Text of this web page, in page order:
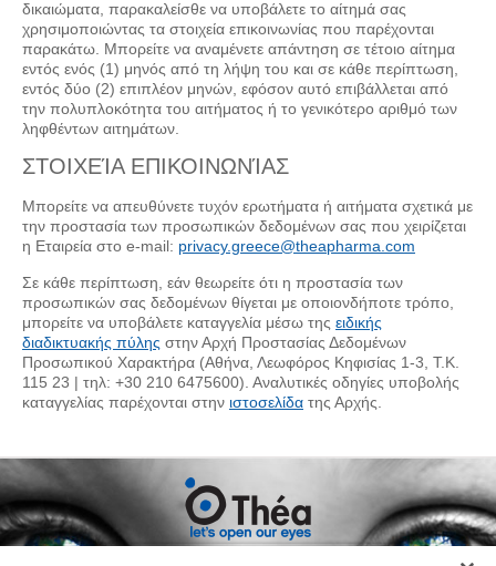
δικαιώματα, παρακαλείσθε να υποβάλετε το αίτημά σας
χρησιμοποιώντας τα στοιχεία επικοινωνίας που παρέχονται
παρακάτω. Μπορείτε να αναμένετε απάντηση σε τέτοιο αίτημα
εντός ενός (1) μηνός από τη λήψη του και σε κάθε περίπτωση,
εντός δύο (2) επιπλέον μηνών, εφόσον αυτό επιβάλλεται από
την πολυπλοκότητα του αιτήματος ή το γενικότερο αριθμό των
ληφθέντων αιτημάτων.
ΣΤΟΙΧΕΊΑ ΕΠΙΚΟΙΝΩΝΊΑΣ
Μπορείτε να απευθύνετε τυχόν ερωτήματα ή αιτήματα σχετικά με
την προστασία των προσωπικών δεδομένων σας που χειρίζεται
η Εταιρεία στο e-mail: privacy.greece@theapharma.com
Σε κάθε περίπτωση, εάν θεωρείτε ότι η προστασία των
προσωπικών σας δεδομένων θίγεται με οποιονδήποτε τρόπο,
μπορείτε να υποβάλετε καταγγελία μέσω της ειδικής
διαδικτυακής πύλης στην Αρχή Προστασίας Δεδομένων
Προσωπικού Χαρακτήρα (Αθήνα, Λεωφόρος Κηφισίας 1-3, Τ.Κ.
115 23 | τηλ: +30 210 6475600). Αναλυτικές οδηγίες υποβολής
καταγγελίας παρέχονται στην ιστοσελίδα της Αρχής.